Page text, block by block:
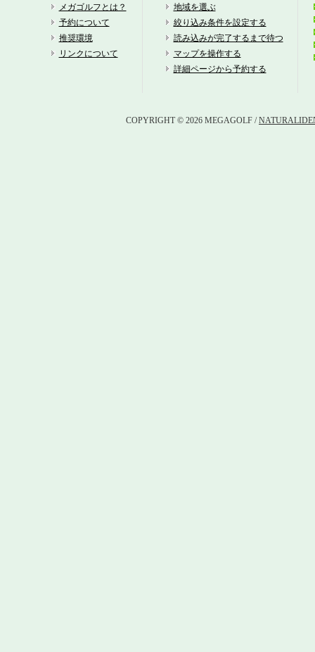
レ
ブ
神
都
メガゴルフとは？
予約について
推奨環境
リンクについて
地域を選ぶ
絞り込み条件を設定する
読み込みが完了するまで待つ
マップを操作する
詳細ページから予約する
COPYRIGHT © 2026 MEGAGOLF /